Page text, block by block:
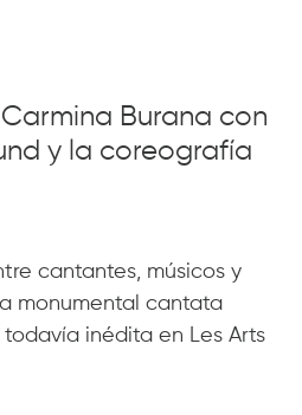
Burana con
y la coreografía
cantantes, músicos y
monumental cantata
inédita en Les Arts